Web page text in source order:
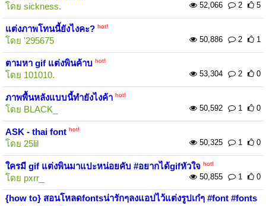
โดย sickness. 52,066 2 5
แต่งภาพโทนนี้ยังไงคะ? hot!
โดย '295675 50,886 2 1
ตามหา gif แต่งพินค้าบ hot!
โดย 101010. 53,304 2 0
ภาพพื้นหลังแบบนี้ทำยังไงค้า hot!
โดย BLACK_ 50,592 1 0
ASK - thai font hot!
โดย 25lil 50,325 1 0
ใครมี gif แต่งพินมาแปะหน่อยคับ #อยากได้gifหัวใจ hot!
โดย pxrr_ 50,855 1 0
{how to} สอนโหลดfontsน่ารักๆลงแอปไว้แต่งรูปเก๋ๆ #font #fonts